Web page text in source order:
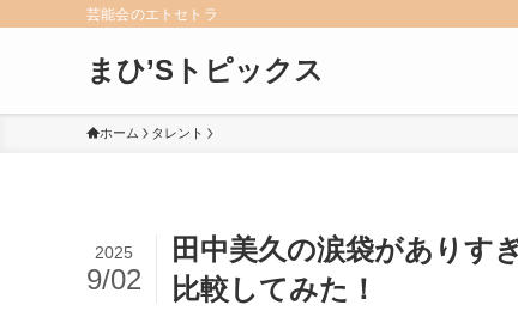
芸能会のエトセトラ
まひ’Sトピックス
ホーム タレント
田中美久の涙袋がありす
比較してみた！
2025
9/02